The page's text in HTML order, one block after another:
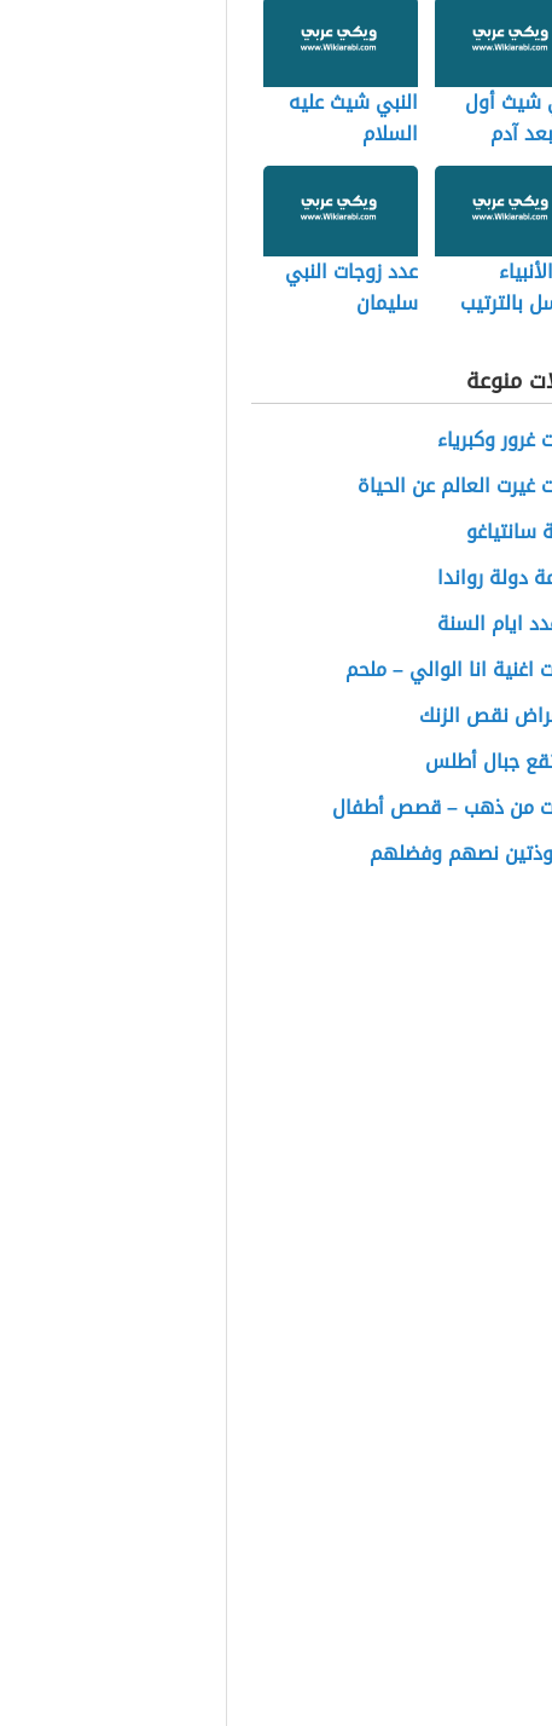
شيث أول
آدم
النبي شيث عليه
السلام
بالترتيب
عدد زوجات النبي
سليمان
منوعة
غرور وكبرياء
غيرت العالم عن الحياة
سانتياغو
دولة رواندا
ايام السنة
اغنية انا الوالي – ملحم
نقص الزنك
جبال أطلس
من ذهب – قصص أطفال
نصهم وفضلهم